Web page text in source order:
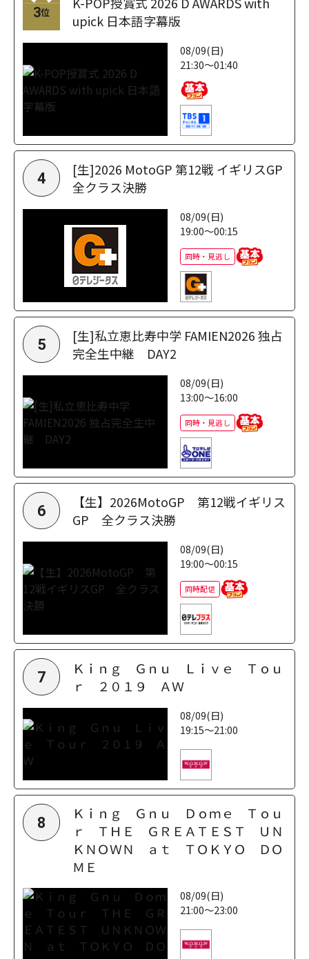
3位
upick 日本語字幕版
08/09(日)
21:30～01:40
4
[生]2026 MotoGP 第12戦 イギリスGP
全クラス決勝
08/09(日)
19:00～00:15
同時・見逃し
5
[生]私立恵比寿中学 FAMIEN2026 独占
完全生中継 DAY2
08/09(日)
13:00～16:00
同時・見逃し
6
【生】2026MotoGP 第12戦イギリス
GP 全クラス決勝
08/09(日)
19:00～00:15
同時配信
7
Ｋｉｎｇ Ｇｎｕ Ｌｉｖｅ Ｔｏｕ
ｒ ２０１９ ＡＷ
08/09(日)
19:15～21:00
8
Ｋｉｎｇ Ｇｎｕ Ｄｏｍｅ Ｔｏｕ
ｒ ＴＨＥ ＧＲＥＡＴＥＳＴ ＵＮ
ＫＮＯＷＮ ａｔ ＴＯＫＹＯ ＤＯ
ＭＥ
08/09(日)
21:00～23:00